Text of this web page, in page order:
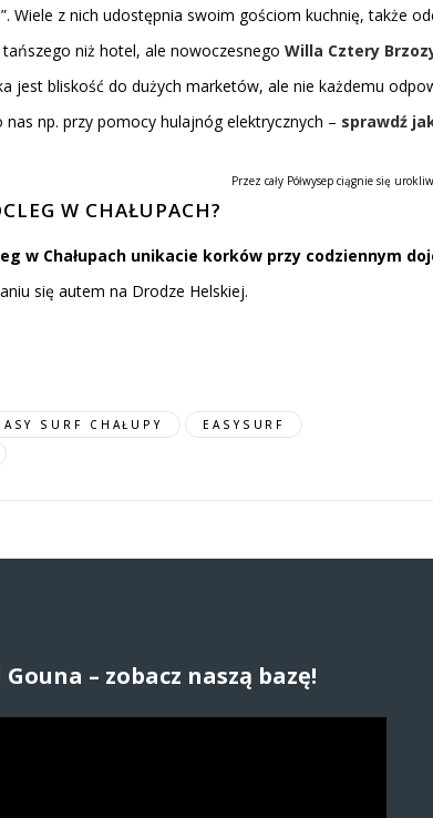
Wiele z nich udostępnia swoim gościom kuchnię, także
niż hotel, ale nowoczesnego Willa Cztery
jest bliskość do dużych marketów, ale nie każdemu
np. przy pomocy hulajnóg elektrycznych – sprawdź
Przez cały Półwysep ciągnie się
W CHAŁUPACH?
w Chałupach unikacie korków przy codziennym
się autem na Drodze Helskiej.
SURF CHAŁUPY
EASYSURF
Gouna – zobacz naszą bazę!